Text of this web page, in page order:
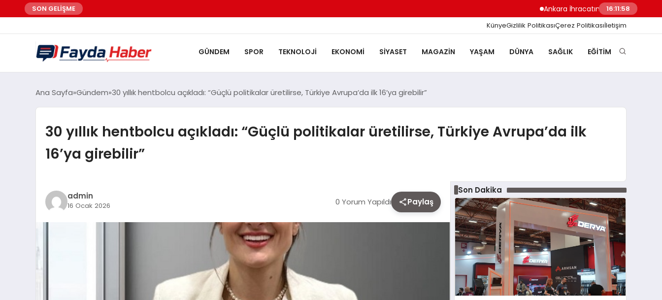
SON GELİŞME Ankara İhracatında Rekor Yükseliş 7 Ayda
16:11:59
KünyeGizlilik PolitikasıÇerez Politikasıİletişim
GÜNDEM SPOR TEKNOLOJI EKONOMI SIYASET MAGAZIN YAŞAM DÜNYA SAĞLIK EĞITIM
Ana Sayfa Gündem 30 yıllık hentbolcu açıkladı: “Güçlü politikalar üretilirse, Türkiye Avrupa’da ilk 16’ya girebilir”
30 yıllık hentbolcu açıkladı: “Güçlü politikalar üretilirse, Türkiye Avrupa’da ilk
16’ya girebilir”
admin
16 Ocak 2026 0 Yorum Yapıldı Paylaş
Son Dakika